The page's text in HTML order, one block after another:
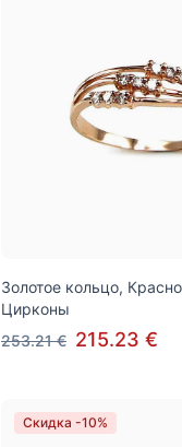
Золотое кольцо,
Цирконы
253.21 € 215.23 €
Скидка -10%